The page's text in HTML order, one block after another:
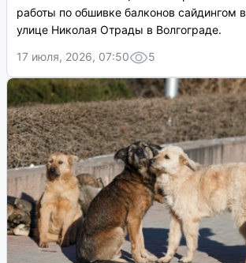
работы по обшивке балконов сайдингом
улице Николая Отрады в Волгограде.
17 июля, 2026, 07:50
5